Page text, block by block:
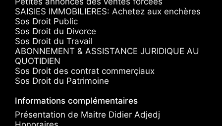
SAISIES IMMOBILIERES: Achetez aux enchères
Sos Droit Public
Sos Droit du Divorce
Sos Droit du Travail
ABONNEMENT & ASSISTANCE JURIDIQUE AU
QUOTIDIEN
Sos Droit des contrat commerçiaux
Sos Droit du Patrimoine
Informations complémentaires
Présentation de Maitre Didier Adjedj